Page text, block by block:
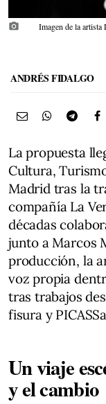
photo_camera
Imagen de la
ANDRÉS FIDALGO
La propuesta
Cultura,
Madrid tras la
compañía La
décadas
junto a Marcos
producción, la
voz propia
tras trabajos
fisura y
Un viaje
y el cambio